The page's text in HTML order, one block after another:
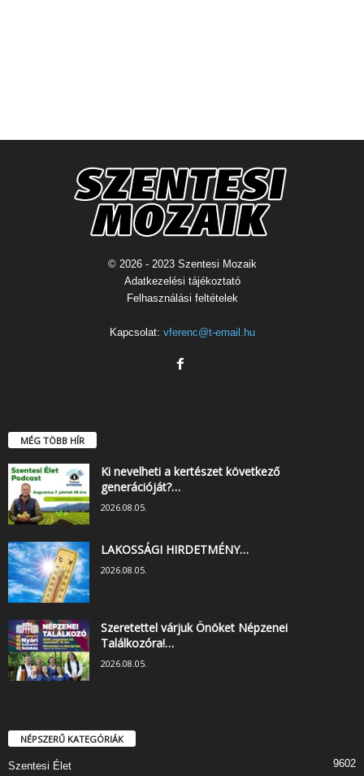
© 2026 - 2023 Szentesi Mozaik
Adatkezelési tájékoztató
Felhasználási feltételek
Kapcsolat: vferenc@t-email.hu
MÉG TÖBB HÍR
Ki nevelheti a kertészet következő
generációját?…
2026.08.05.
LAKOSSÁGI HIRDETMÉNY…
2026.08.05.
Szeretettel várjuk Önöket Népzenei
Találkozóra!…
2026.08.05.
NÉPSZERŰ KATEGÓRIÁK
Szentesi Élet 9602